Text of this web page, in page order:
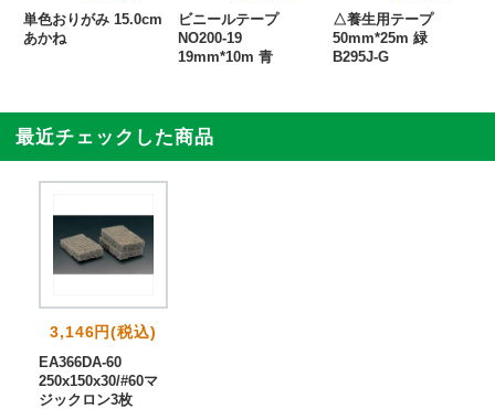
単色おりがみ 15.0cm
あかね
ビニールテープ
NO200-19
19mm*10m 青
△養生用テープ
50mm*25m 緑
B295J-G
最近チェックした商品
3,146円(税込)
EA366DA-60
250x150x30/#60マ
ジックロン3枚